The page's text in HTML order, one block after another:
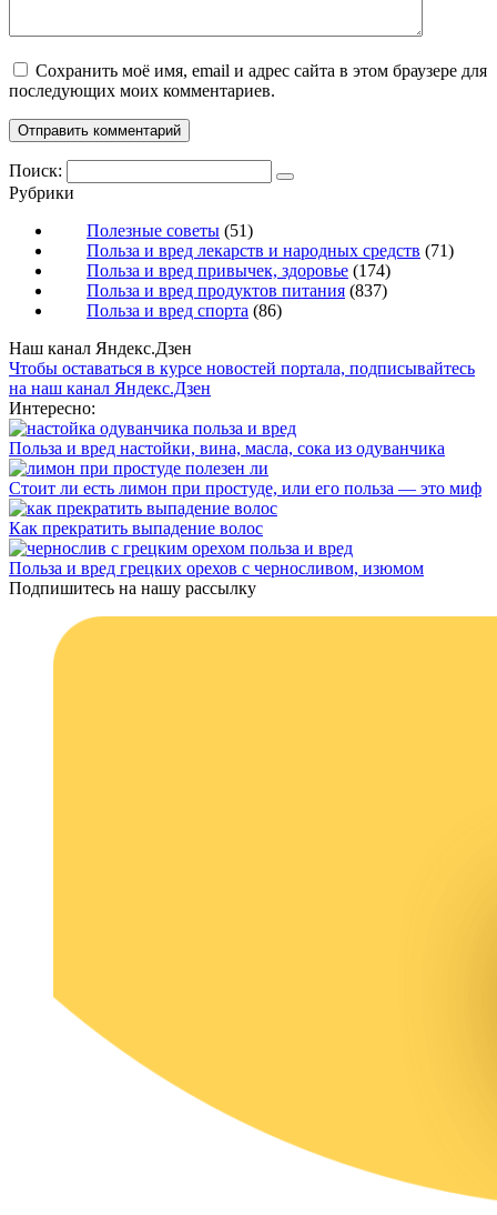
Сохранить моё имя, email и адрес сайта в этом браузере для
последующих моих комментариев.
Поиск:
Рубрики
Полезные советы (51)
Польза и вред лекарств и народных средств (71)
Польза и вред привычек, здоровье (174)
Польза и вред продуктов питания (837)
Польза и вред спорта (86)
Наш канал Яндекс.Дзен
Чтобы оставаться в курсе новостей портала, подписывайтесь
на наш канал Яндекс.Дзен
Интересно:
Польза и вред настойки, вина, масла, сока из одуванчика
Стоит ли есть лимон при простуде, или его польза — это миф
Как прекратить выпадение волос
Польза и вред грецких орехов с черносливом, изюмом
Подпишитесь на нашу рассылку